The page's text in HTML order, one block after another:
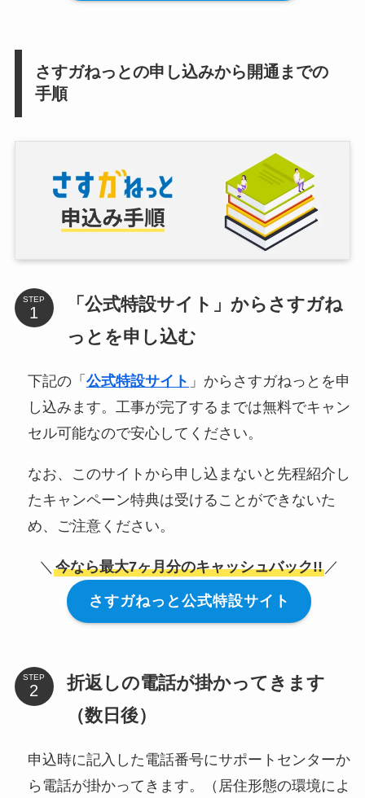
さすガねっとの申し込みから開通までの
手順
STEP
「公式特設サイト」からさすガね
っとを申し込む
下記の「 公式特設サイト 」からさすガねっとを申
し込みます。工事が完了するまでは無料でキャン
セル可能なので安心してください。
なお、このサイトから申し込まないと先程紹介し
たキャンペーン特典は受けることができないた
め、ご注意ください。
＼ 今なら最大7ヶ月分のキャッシュバック!! ／
さすガねっと公式特設サイト
STEP
折返しの電話が掛かってきます
（数日後）
申込時に記入した電話番号にサポートセンターか
ら電話が掛かってきます。（居住形態の環境によ